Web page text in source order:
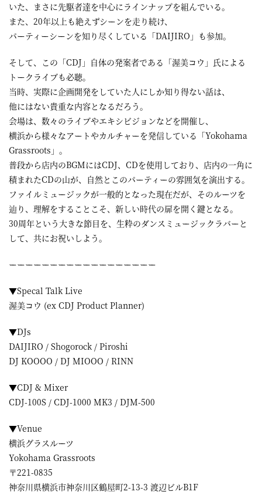
いた、まさに先駆者達を中心にラインナップを組んでいる。
また、20年以上も絶えずシーンを走り続け、
パーティーシーンを知り尽くしている「DAIJIRO」も参加。
そして、この「CDJ」自体の発案者である「渥美コウ」氏による
トークライブも必聴。
当時、実際に企画開発をしていた人にしか知り得ない話は、
他にはない貴重な内容となるだろう。
会場は、数々のライブやエキシビジョンなどを開催し、
横浜から様々なアートやカルチャーを発信している「Yokohama
Grassroots」。
普段から店内のBGMにはCDJ、CDを使用しており、店内の一角に
積まれたCDの山が、自然とこのパーティーの雰囲気を演出する。
ファイルミュージックが一般的となった現在だが、そのルーツを
辿り、理解をすることこそ、新しい時代の扉を開く鍵となる。
30周年という大きな節目を、生粋のダンスミュージックラバーと
して、共にお祝いしよう。
ーーーーーーーーーーーーーーーーーー
▼Specal Talk Live
渥美コウ (ex CDJ Product Planner)
▼DJs
DAIJIRO / Shogorock / Piroshi
DJ KOOOO / DJ MIOOO / RINN
▼CDJ & Mixer
CDJ-100S / CDJ-1000 MK3 / DJM-500
▼Venue
横浜グラスルーツ
Yokohama Grassroots
〒221-0835
神奈川県横浜市神奈川区鶴屋町2-13-3 渡辺ビルB1F